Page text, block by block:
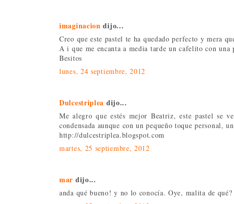
imaginacion dijo...
Creo que este pastel te ha quedado perfecto y mera
A i que me encanta a media tarde un cafelito con
Besitos
lunes, 24 septiembre, 2012
Dulcestriplea dijo...
Me alegro que estés mejor Beatriz, este pastel se
condensada aunque con un pequeño toque personal,
http://dulcestriplea.blogspot.com
martes, 25 septiembre, 2012
mar dijo...
anda qué bueno! y no lo conocía. Oye, malita de qué?